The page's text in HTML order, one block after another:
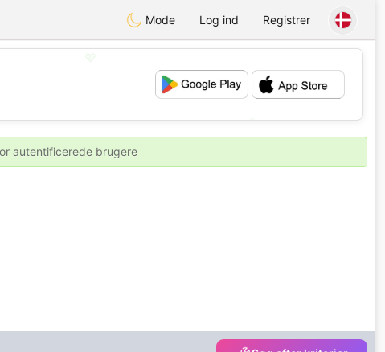
Mode Log ind Registrer
💕
autentificerede brugere